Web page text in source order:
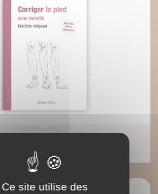
Frédéric Brigaud
Ce site utilise des